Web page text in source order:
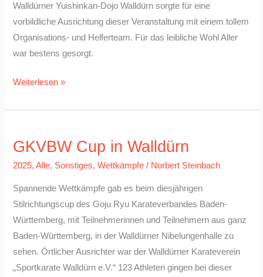
Walldürner Yuishinkan-Dojo Walldürn sorgte für eine
vorbildliche Ausrichtung dieser Veranstaltung mit einem tollem
Organisations- und Helferteam. Für das leibliche Wohl Aller
war bestens gesorgt.
Weiterlesen »
GKVBW Cup in Walldürn
2025,Alle, Sonstiges,Wettkämpfe / Norbert Steinbach
Spannende Wettkämpfe gab es beim diesjährigen
Stilrichtungscup des Goju Ryu Karateverbandes Baden-
Württemberg, mit Teilnehmerinnen und Teilnehmern aus ganz
Baden-Württemberg, in der Walldürner Nibelungenhalle zu
sehen. Örtlicher Ausrichter war der Walldürner Karateverein
„Sportkarate Walldürn e.V.“ 123 Athleten gingen bei dieser
Cup
in